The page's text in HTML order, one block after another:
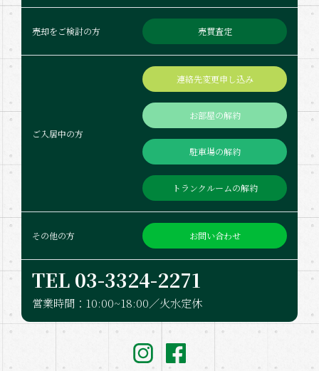
売却をご検討の方 売買査定
ご入居中の方
連絡先変更申し込み
お部屋の解約
駐車場の解約
トランクルームの解約
その他の方 お問い合わせ
TEL 03-332​4-2271
営業時間：10:00~18:00／火水定休